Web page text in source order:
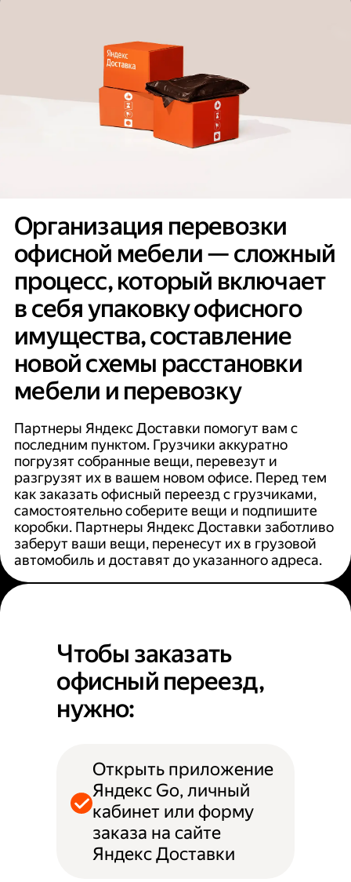
Организация перевозки
офисной мебели — сложный
процесс, который включает
в себя упаковку офисного
имущества, составление
новой схемы расстановки
мебели и перевозку
Партнеры Яндекс Доставки помогут вам с
последним пунктом. Грузчики аккуратно
погрузят собранные вещи, перевезут и
разгрузят их в вашем новом офисе. Перед тем
как заказать офисный переезд с грузчиками,
самостоятельно соберите вещи и подпишите
коробки. Партнеры Яндекс Доставки заботливо
заберут ваши вещи, перенесут их в грузовой
автомобиль и доставят до указанного адреса.
Чтобы заказать
офисный переезд,
нужно:
Открыть приложение
Яндекс Go, личный
кабинет или форму
заказа на сайте
Яндекс Доставки